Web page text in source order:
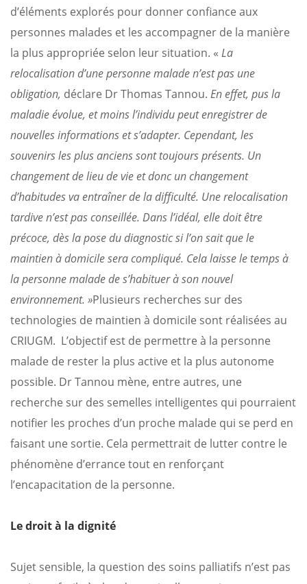
d’éléments explorés pour donner confiance aux
personnes malades et les accompagner de la manière
la plus appropriée selon leur situation. « La
relocalisation d’une personne malade n’est pas une
obligation, déclare Dr Thomas Tannou. En effet, pus la
maladie évolue, et moins l’individu peut enregistrer de
nouvelles informations et s’adapter. Cependant, les
souvenirs les plus anciens sont toujours présents. Un
changement de lieu de vie et donc un changement
d’habitudes va entraîner de la difficulté. Une relocalisation
tardive n’est pas conseillée. Dans l’idéal, elle doit être
précoce, dès la pose du diagnostic si l’on sait que le
maintien à domicile sera compliqué. Cela laisse le temps à
la personne malade de s’habituer à son nouvel
environnement. »Plusieurs recherches sur des
technologies de maintien à domicile sont réalisées au
CRIUGM. L’objectif est de permettre à la personne
malade de rester la plus active et la plus autonome
possible. Dr Tannou mène, entre autres, une
recherche sur des semelles intelligentes qui pourraient
notifier les proches d’un proche malade qui se perd en
faisant une sortie. Cela permettrait de lutter contre le
phénomène d’errance tout en renforçant
l’encapacitation de la personne.
Le droit à la dignité
Sujet sensible, la question des soins palliatifs n’est pas